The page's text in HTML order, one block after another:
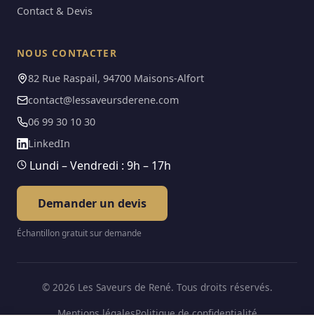
Contact & Devis
NOUS CONTACTER
82 Rue Raspail, 94700 Maisons-Alfort
contact@lessaveursderene.com
06 99 30 10 30
LinkedIn
Lundi – Vendredi : 9h – 17h
Demander un devis
Échantillon gratuit sur demande
© 2026 Les Saveurs de René. Tous droits réservés.
Mentions légalesPolitique de confidentialité